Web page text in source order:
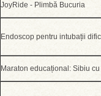
JoyRide - Plimbă Bucuria
Endoscop pentru intubații
Maraton educațional: Sibiu